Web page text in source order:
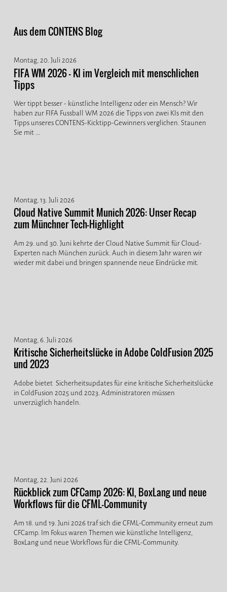
Aus dem CONTENS Blog
Montag, 20. Juli 2026
FIFA WM 2026 - KI im Vergleich mit menschlichen
Tipps
Wer tippt besser - künstliche Intelligenz oder ein Mensch? Wir
haben zur FIFA Fussball WM 2026 die Tipps von zwei KIs mit den
Tipps unseres CONTENS-Kicktipp-Gewinners verglichen. Staunen
Sie mit ...
Montag, 13. Juli 2026
Cloud Native Summit Munich 2026: Unser Recap
zum Münchner Tech-Highlight
Am 29. und 30. Juni kehrte der Cloud Native Summit für Cloud-
Experten nach München zurück. Auch in diesem Jahr waren wir
wieder mit dabei und bringen spannende neue Eindrücke mit.
Montag, 6. Juli 2026
Kritische Sicherheitslücke in Adobe ColdFusion 2025
und 2023
Adobe bietet Sicherheitsupdates für eine kritische Sicherheitslücke
in ColdFusion 2025 und 2023. Administratoren müssen
unverzüglich handeln.
Montag, 22. Juni 2026
Rückblick zum CFCamp 2026: KI, BoxLang und neue
Workflows für die CFML-Community
Am 18. und 19. Juni 2026 traf sich die CFML-Community erneut zum
CFCamp. Im Fokus waren Themen wie künstliche Intelligenz,
BoxLang und neue Workflows für die CFML-Community.